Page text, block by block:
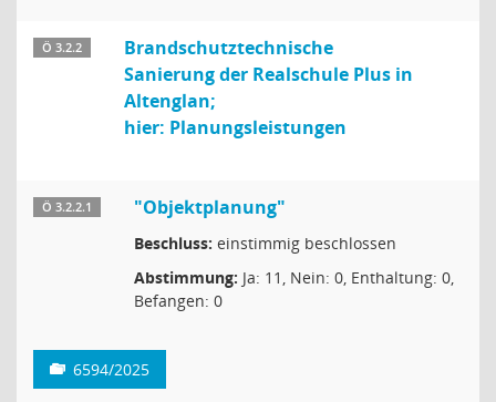
Ö 3.2.2
Brandschutztechnische
Sanierung der Realschule Plus in
Altenglan;
hier: Planungsleistungen
Ö 3.2.2.1 "Objektplanung"
Beschluss: einstimmig beschlossen
Abstimmung: Ja: 11, Nein: 0, Enthaltung: 0,
Befangen: 0
6594/2025